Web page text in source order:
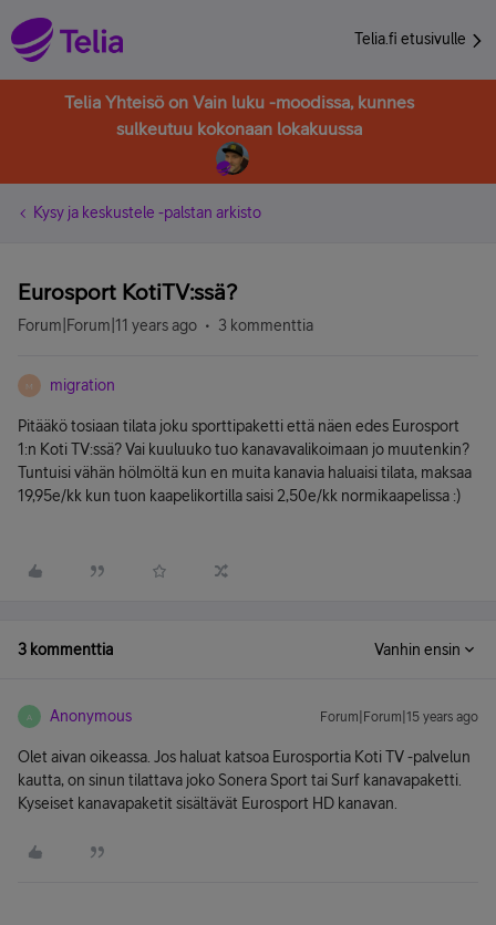
Telia.fi etusivulle
Telia Yhteisö on Vain luku -moodissa, kunnes
sulkeutuu kokonaan lokakuussa
Kysy ja keskustele -palstan arkisto
Eurosport KotiTV:ssä?
Forum|Forum|11 years ago 3 kommenttia
M migration
Pitääkö tosiaan tilata joku sporttipaketti että näen edes Eurosport
1:n Koti TV:ssä? Vai kuuluuko tuo kanavavalikoimaan jo muutenkin?
Tuntuisi vähän hölmöltä kun en muita kanavia haluaisi tilata, maksaa
19,95e/kk kun tuon kaapelikortilla saisi 2,50e/kk normikaapelissa :)
3 kommenttia Vanhin ensin
A Anonymous Forum|Forum|15 years ago
Olet aivan oikeassa. Jos haluat katsoa Eurosportia Koti TV -palvelun
kautta, on sinun tilattava joko Sonera Sport tai Surf kanavapaketti.
Kyseiset kanavapaketit sisältävät Eurosport HD kanavan.